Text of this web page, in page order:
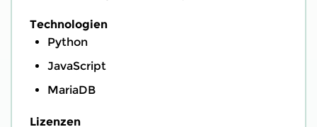
Technologien
Python
JavaScript
MariaDB
Lizenzen